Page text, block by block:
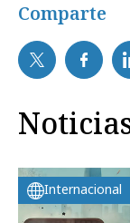
Comparte
Internacional